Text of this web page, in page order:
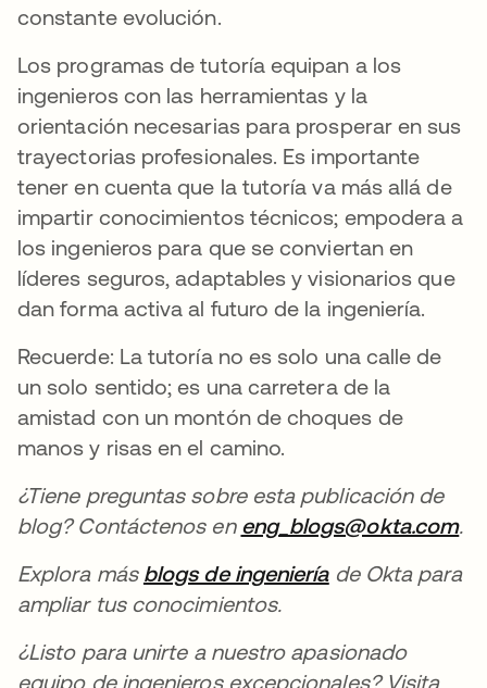
constante evolución.
Los programas de tutoría equipan a los
ingenieros con las herramientas y la
orientación necesarias para prosperar en sus
trayectorias profesionales. Es importante
tener en cuenta que la tutoría va más allá de
impartir conocimientos técnicos; empodera a
los ingenieros para que se conviertan en
líderes seguros, adaptables y visionarios que
dan forma activa al futuro de la ingeniería.
Recuerde: La tutoría no es solo una calle de
un solo sentido; es una carretera de la
amistad con un montón de choques de
manos y risas en el camino.
¿Tiene preguntas sobre esta publicación de
blog? Contáctenos en eng_blogs@okta.comse
.
Explora más blogs de ingenieríase abre en una
de Okta para
ampliar tus conocimientos.
¿Listo para unirte a nuestro apasionado
equipo de ingenieros excepcionales? Visita